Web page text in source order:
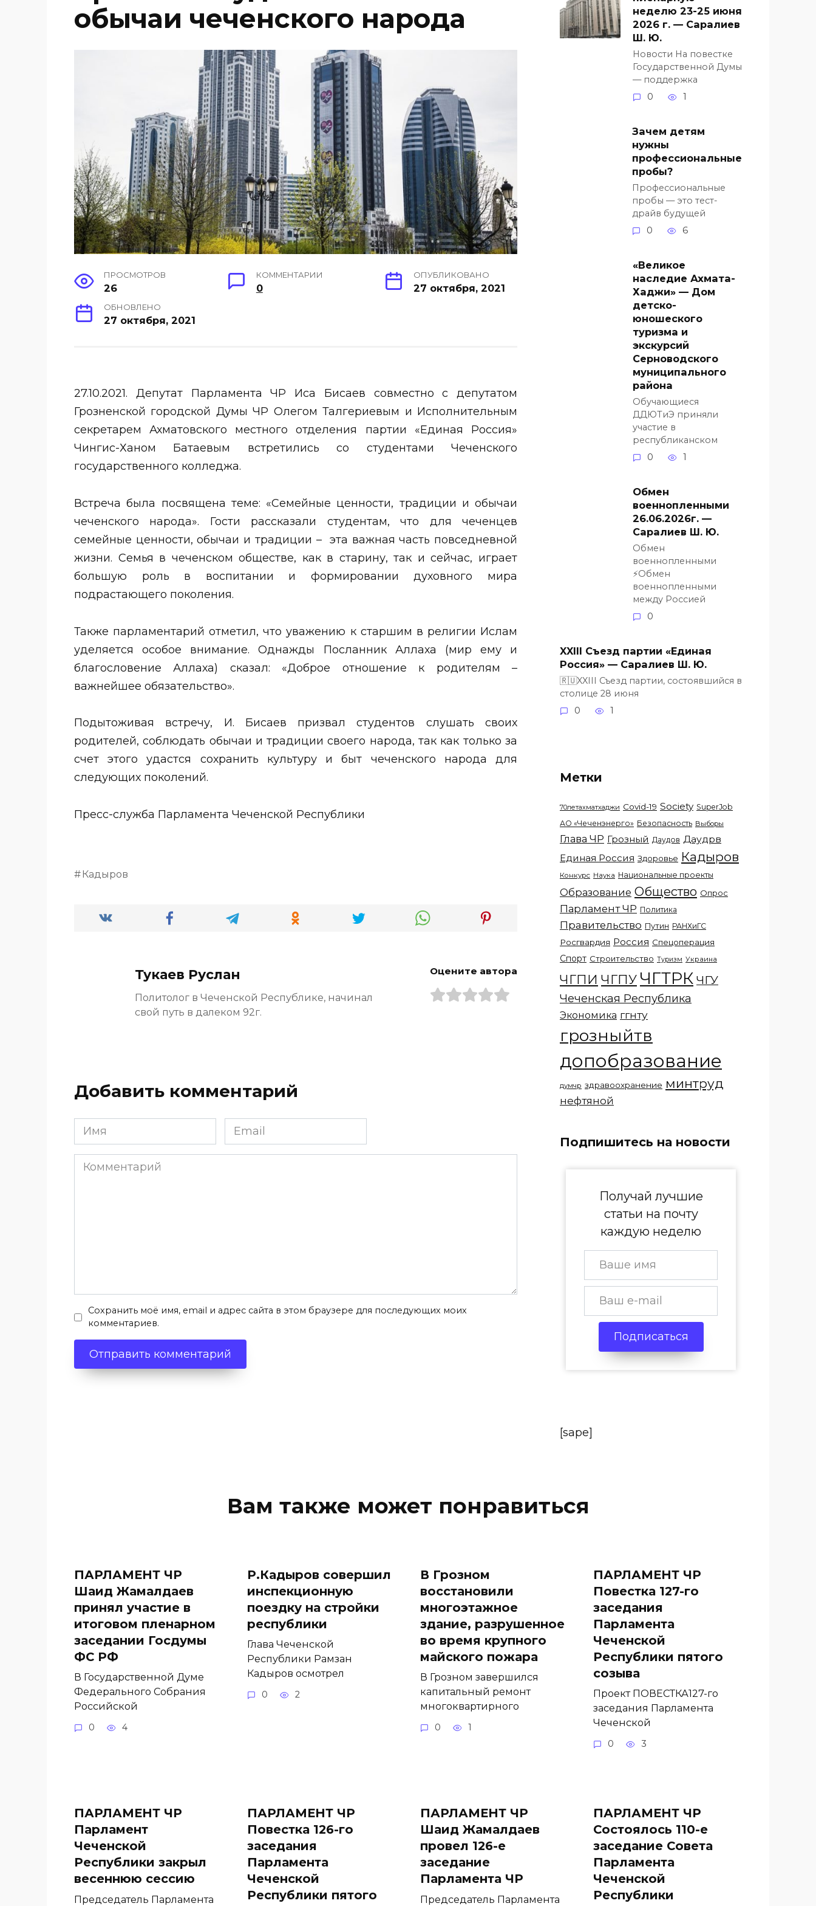
обычаи чеченского народа
ПРОСМОТРОВ
26
КОММЕНТАРИИ
0
ОПУБЛИКОВАНО
27 октября, 2021
ОБНОВЛЕНО
27 октября, 2021
27.10.2021. Депутат Парламента ЧР Иса Бисаев совместно с депутатом
Грозненской городской Думы ЧР Олегом Талгериевым и Исполнительным
секретарем Ахматовского местного отделения партии «Единая Россия»
Чингис-Ханом Батаевым встретились со студентами Чеченского
государственного колледжа.
Встреча была посвящена теме: «Семейные ценности, традиции и обычаи
чеченского народа». Гости рассказали студентам, что для чеченцев
семейные ценности, обычаи и традиции – эта важная часть повседневной
жизни. Семья в чеченском обществе, как в старину, так и сейчас, играет
большую роль в воспитании и формировании духовного мира
подрастающего поколения.
Также парламентарий отметил, что уважению к старшим в религии Ислам
уделяется особое внимание. Однажды Посланник Аллаха (мир ему и
благословение Аллаха) сказал: «Доброе отношение к родителям –
важнейшее обязательство».
Подытоживая встречу, И. Бисаев призвал студентов слушать своих
родителей, соблюдать обычаи и традиции своего народа, так как только за
счет этого удастся сохранить культуру и быт чеченского народа для
следующих поколений.
Пресс-служба Парламента Чеченской Республики
Кадыров
Тукаев Руслан
Политолог в Чеченской Республике, начинал
свой путь в далеком 92г.
Оцените автора
Добавить комментарий
Имя
*
Email
*
Комментарий
Сохранить моё имя, email и адрес сайта в этом браузере для последующих моих
комментариев.
неделю 23-25 июня
2026 г. — Саралиев
Ш. Ю.
Новости На повестке
Государственной Думы
— поддержка
0
1
Зачем детям
нужны
профессиональные
пробы?
Профессиональные
пробы — это тест-
драйв будущей
0
6
«Великое
наследие Ахмата-
Хаджи» — Дом
детско-
юношеского
туризма и
экскурсий
Серноводского
муниципального
района
Обучающиеся
ДДЮТиЭ приняли
участие в
республиканском
0
1
Обмен
военнопленными
26.06.2026г. —
Саралиев Ш. Ю.
Обмен
военнопленными
⚡️Обмен
военнопленными
между Россией
0
XXIII Съезд партии «Единая
Россия» — Саралиев Ш. Ю.
🇷🇺XXIII Съезд партии, состоявшийся в
столице 28 июня
0
1
Метки
70летахматхаджи Covid-19 Society SuperJob
АО «Чеченэнерго» Безопасность Выборы
Глава ЧР Грозный Даудов Даудрв
Единая Россия Здоровье Кадыров
Конкурс Наука Национальные проекты
Образование Общество Опрос
Парламент ЧР Политика
Правительство Путин РАНХиГС
Росгвардия Россия Спецоперация
Спорт Строительство Туризм Украина
ЧГПИ ЧГПУ ЧГТРК ЧГУ
Чеченская Республика
Экономика ггнту
грозныйтв
допобразование
думчр здравоохранение минтруд
нефтяной
Подпишитесь на новости
Получай лучшие
статьи на почту
каждую неделю
Подписаться
[sape]
Вам также может понравиться
ПАРЛАМЕНТ ЧР
Шаид Жамалдаев
принял участие в
итоговом пленарном
заседании Госдумы
ФС РФ
В Государственной Думе
Федерального Собрания
Российской
0 4
Р.Кадыров совершил
инспекционную
поездку на стройки
республики
Глава Чеченской
Республики Рамзан
Кадыров осмотрел
0 2
В Грозном
восстановили
многоэтажное
здание, разрушенное
во время крупного
майского пожара
В Грозном завершился
капитальный ремонт
многоквартирного
0 1
ПАРЛАМЕНТ ЧР
Повестка 127-го
заседания
Парламента
Чеченской
Республики пятого
созыва
Проект ПОВЕСТКА127-го
заседания Парламента
Чеченской
0 3
ПАРЛАМЕНТ ЧР
Парламент
Чеченской
Республики закрыл
весеннюю сессию
Председатель Парламента
ПАРЛАМЕНТ ЧР
Повестка 126-го
заседания
Парламента
Чеченской
Республики пятого
ПАРЛАМЕНТ ЧР
Шаид Жамалдаев
провел 126-е
заседание
Парламента ЧР
Председатель Парламента
ПАРЛАМЕНТ ЧР
Состоялось 110-е
заседание Совета
Парламента
Чеченской
Республики